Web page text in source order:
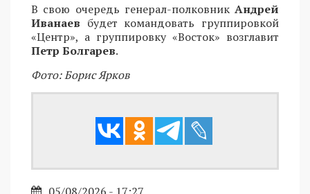
В свою очередь генерал-полковникАндрей
Иванаев будет командовать группировкой
«Центр», а группировку «Восток» возглавит
Петр Болгарев.
Фото: Борис Ярков